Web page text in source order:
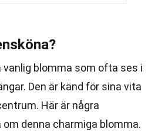
vanlig blomma som ofta ses i
Den är känd för sina vita
Här är några
denna charmiga blomma.